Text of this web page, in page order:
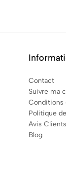
Contact
Suivre ma
Conditions
Politique
Avis Clients
Blog